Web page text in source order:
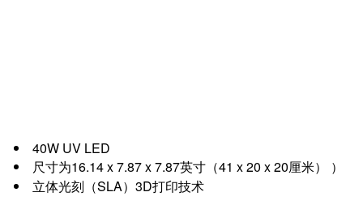
40W UV LED
尺寸为16.14 x 7.87 x 7.87英寸（41 x 20 x 20厘米） ）
立体光刻（SLA）3D打印技术